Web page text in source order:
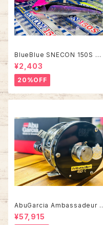
BlueBlue SNECON 150S ス
ネコン 150S
¥2,403
20%OFF
AbuGarcia Ambassadeur 4
501C FACTORY TUNED アン
バサダー ファクトリーチューン
¥57,915